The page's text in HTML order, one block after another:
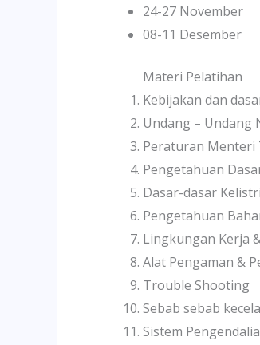
24-27 November
08-11 Desember
Materi Pelatihan
Kebijakan dan
Undang – Undang
Peraturan Menteri
Pengetahuan
Dasar-dasar
Pengetahuan
Lingkungan Kerja
Alat Pengaman &
Trouble Shooting
Sebab sebab
Sistem